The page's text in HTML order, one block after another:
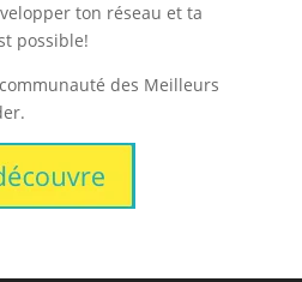
ton réseau et ta
possible!
des Meilleurs